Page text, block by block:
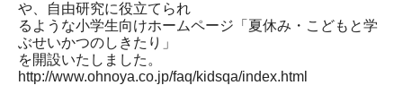
や、自由研究に役立てられ
るような小学生向けホームページ「夏休み・こどもと学
ぶせいかつのしきたり」
を開設いたしました。
http://www.ohnoya.co.jp/faq/kidsqa/index.html